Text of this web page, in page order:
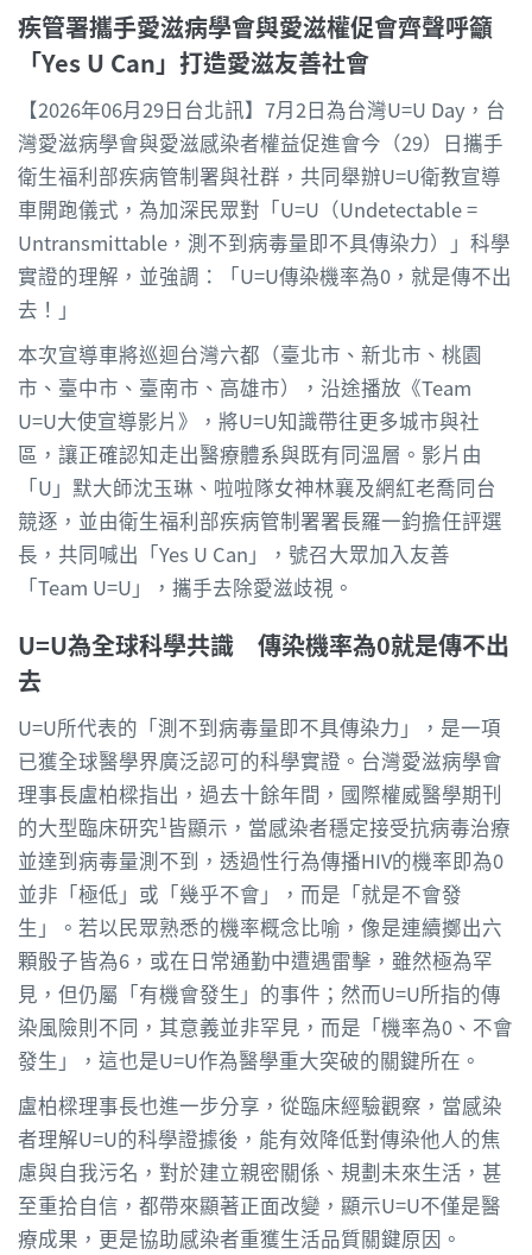
疾管署攜手愛滋病學會與愛滋權促會齊聲呼籲
「Yes U Can」打造愛滋友善社會
【2026年06月29日台北訊】7月2日為台灣U=U Day，台
灣愛滋病學會與愛滋感染者權益促進會今（29）日攜手
衛生福利部疾病管制署與社群，共同舉辦U=U衛教宣導
車開跑儀式，為加深民眾對「U=U（Undetectable =
Untransmittable，測不到病毒量即不具傳染力）」科學
實證的理解，並強調：「U=U傳染機率為0，就是傳不出
去！」
本次宣導車將巡迴台灣六都（臺北市、新北市、桃園
市、臺中市、臺南市、高雄市），沿途播放《Team
U=U大使宣導影片》，將U=U知識帶往更多城市與社
區，讓正確認知走出醫療體系與既有同溫層。影片由
「U」默大師沈玉琳、啦啦隊女神林襄及網紅老喬同台
競逐，並由衛生福利部疾病管制署署長羅一鈞擔任評選
長，共同喊出「Yes U Can」，號召大眾加入友善
「Team U=U」，攜手去除愛滋歧視。
U=U為全球科學共識 傳染機率為0就是傳不出
去
U=U所代表的「測不到病毒量即不具傳染力」，是一項
已獲全球醫學界廣泛認可的科學實證。台灣愛滋病學會
理事長盧柏樑指出，過去十餘年間，國際權威醫學期刊
的大型臨床研究1皆顯示，當感染者穩定接受抗病毒治療
並達到病毒量測不到，透過性行為傳播HIV的機率即為0
並非「極低」或「幾乎不會」，而是「就是不會發
生」。若以民眾熟悉的機率概念比喻，像是連續擲出六
顆骰子皆為6，或在日常通勤中遭遇雷擊，雖然極為罕
見，但仍屬「有機會發生」的事件；然而U=U所指的傳
染風險則不同，其意義並非罕見，而是「機率為0、不會
發生」，這也是U=U作為醫學重大突破的關鍵所在。
盧柏樑理事長也進一步分享，從臨床經驗觀察，當感染
者理解U=U的科學證據後，能有效降低對傳染他人的焦
慮與自我污名，對於建立親密關係、規劃未來生活，甚
至重拾自信，都帶來顯著正面改變，顯示U=U不僅是醫
療成果，更是協助感染者重獲生活品質關鍵原因。